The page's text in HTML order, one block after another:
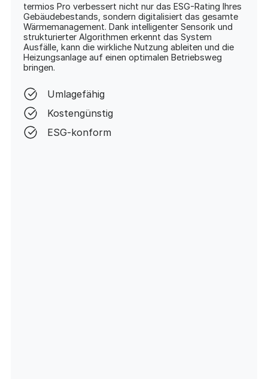
termios Pro verbessert nicht nur das ESG-Rating Ihres
Gebäudebestands, sondern digitalisiert das gesamte
Wärmemanagement. Dank intelligenter Sensorik und
strukturierter Algorithmen erkennt das System
Ausfälle, kann die wirkliche Nutzung ableiten und die
Heizungsanlage auf einen optimalen Betriebsweg
bringen.
Umlagefähig
Kostengünstig
ESG-konform